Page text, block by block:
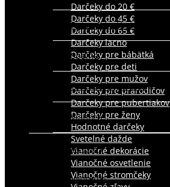
Ratanový nábytok
Spálňa
Úložné boxy a koše
Vianoce
Sezónne zľavy
Výpredaj
Darčeky do 20 €
Darčeky do 45 €
Darčeky do 65 €
Darčeky lacno
Darčeky pre bábätká
Darčeky pre deti
Darčeky pre mužov
Darčeky pre prarodičov
Darčeky pre pubertiakov
Darčeky pre ženy
Hodnotné darčeky
Svetelné dažde
Vianočné dekorácie
Vianočné osvetlenie
Vianočné stromčeky